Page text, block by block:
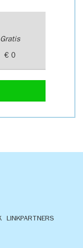
Gratis
€ 0
LINKPARTNERS